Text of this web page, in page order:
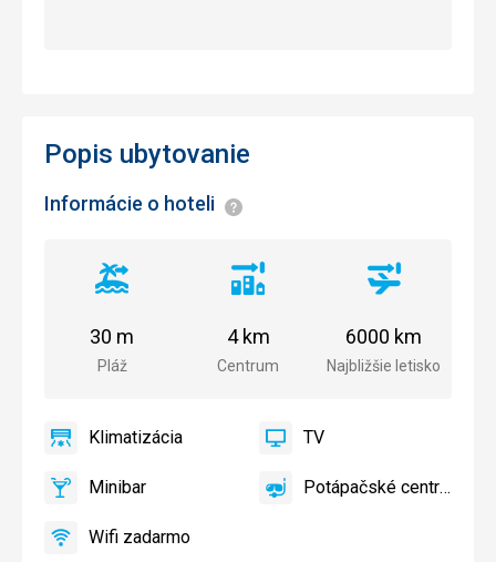
Popis ubytovanie
Informácie o hoteli Informácie
Vzdialenosť
pláže
Pláž
30 m
Vzdialenosť
centra
Centrum
4 km
Vzdialenosť
letiska
Najbližšie letisko
6000 km
Klimatizácia
Klimatizácia
áno TV TV
áno
MinibarMinibar
áno
Potápačské
Potápačské centrum
áno
Wifi
Wifi zadarmo
áno